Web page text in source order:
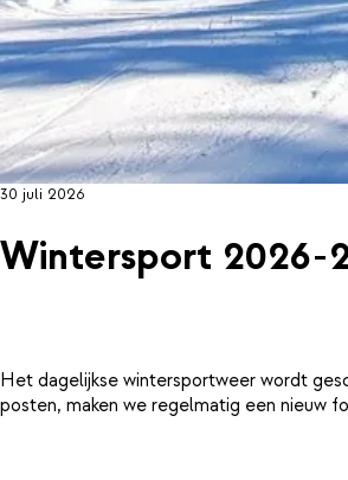
30 juli 2026
Wintersport 2026-
Het dagelijkse wintersportweer wordt
posten, maken we regelmatig een nieuw